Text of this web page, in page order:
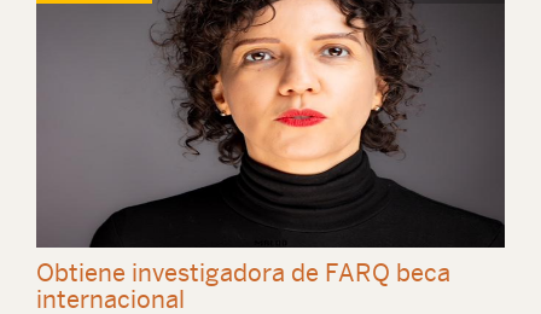
Obtiene investigadora de FARQ beca
internacional